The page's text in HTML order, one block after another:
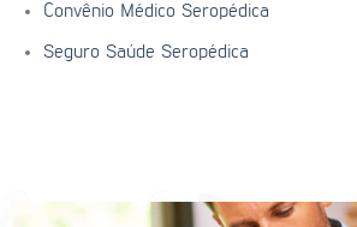
Convênio Médico Seropédica
Seguro Saúde Seropédica